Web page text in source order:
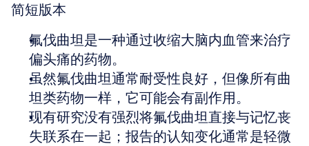
简短版本
氟伐曲坦是一种通过收缩大脑内血管来治疗
偏头痛的药物。
虽然氟伐曲坦通常耐受性良好，但像所有曲
坦类药物一样，它可能会有副作用。
现有研究没有强烈将氟伐曲坦直接与记忆丧
失联系在一起；报告的认知变化通常是轻微